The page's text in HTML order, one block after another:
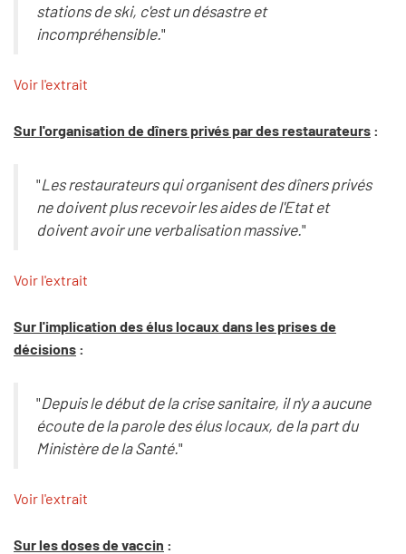
stations de ski, c'est un désastre et
incompréhensible."
Voir l'extrait
Sur l'organisation de dîners privés par des restaurateurs :
"Les restaurateurs qui organisent des dîners privés
ne doivent plus recevoir les aides de l'Etat et
doivent avoir une verbalisation massive."
Voir l'extrait
Sur l'implication des élus locaux dans les prises de
décisions :
"Depuis le début de la crise sanitaire, il n'y a aucune
écoute de la parole des élus locaux, de la part du
Ministère de la Santé."
Voir l'extrait
Sur les doses de vaccin :